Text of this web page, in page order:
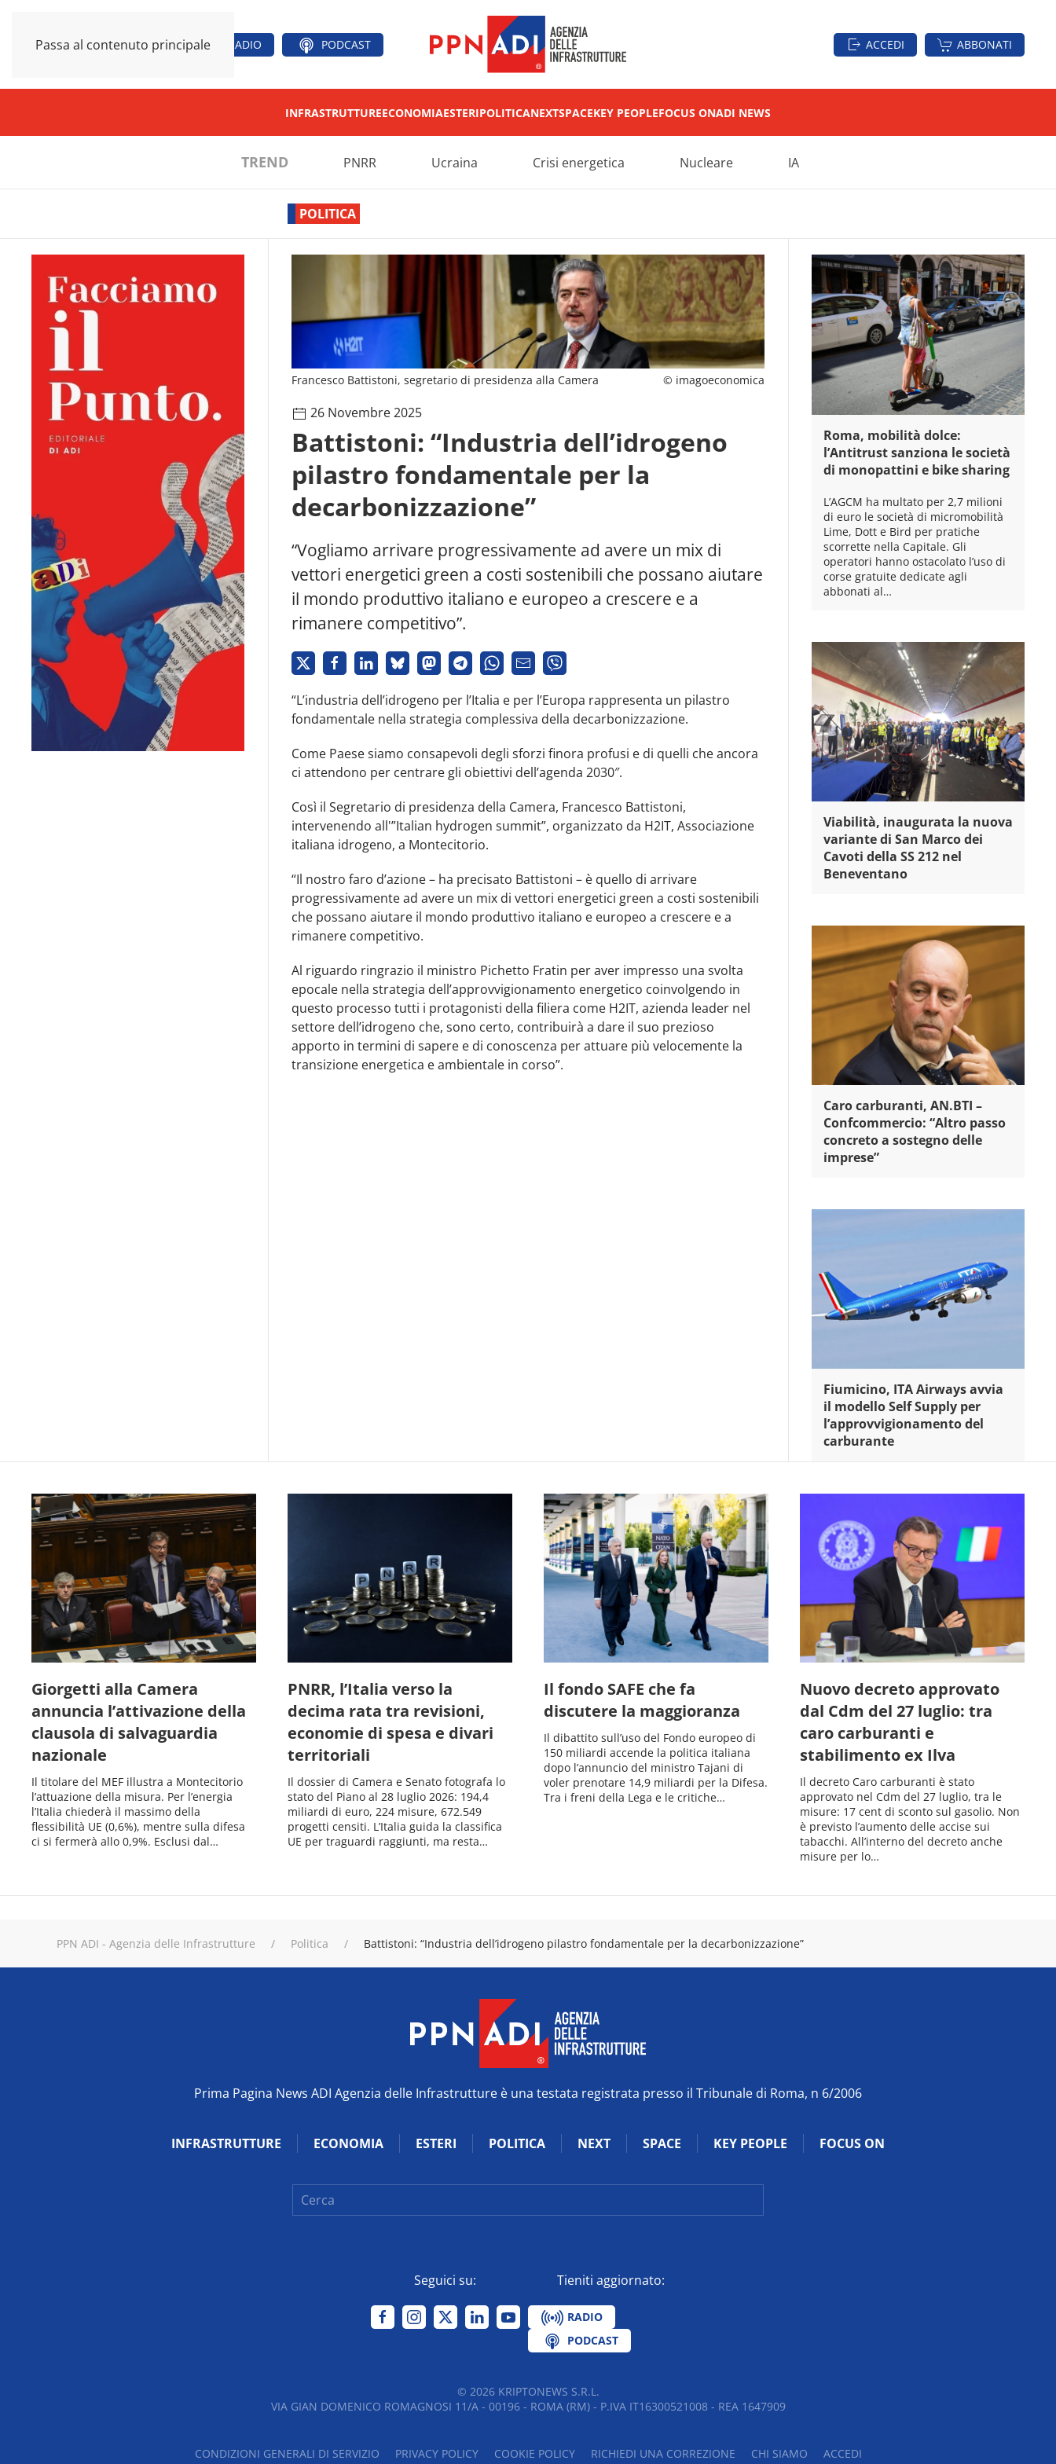
Passa al contenuto principale RADIO PODCAST ACCEDI ABBONATI
INFRASTRUTTUREECONOMIAESTERIPOLITICANEXTSPACEKEY PEOPLEFOCUS ONADI NEWS
TREND PNRR Ucraina Crisi energetica Nucleare IA
POLITICA
Francesco Battistoni, segretario di presidenza alla Camera © imagoeconomica
26 Novembre 2025
Battistoni: “Industria dell’idrogeno
pilastro fondamentale per la
decarbonizzazione”
“Vogliamo arrivare progressivamente ad avere un mix di
vettori energetici green a costi sostenibili che possano aiutare
il mondo produttivo italiano e europeo a crescere e a
rimanere competitivo”.
“L’industria dell’idrogeno per l’Italia e per l’Europa rappresenta un pilastro
fondamentale nella strategia complessiva della decarbonizzazione.
Come Paese siamo consapevoli degli sforzi finora profusi e di quelli che ancora
ci attendono per centrare gli obiettivi dell’agenda 2030″.
Così il Segretario di presidenza della Camera, Francesco Battistoni,
intervenendo all'”Italian hydrogen summit”, organizzato da H2IT, Associazione
italiana idrogeno, a Montecitorio.
“Il nostro faro d’azione – ha precisato Battistoni – è quello di arrivare
progressivamente ad avere un mix di vettori energetici green a costi sostenibili
che possano aiutare il mondo produttivo italiano e europeo a crescere e a
rimanere competitivo.
Al riguardo ringrazio il ministro Pichetto Fratin per aver impresso una svolta
epocale nella strategia dell’approvvigionamento energetico coinvolgendo in
questo processo tutti i protagonisti della filiera come H2IT, azienda leader nel
settore dell’idrogeno che, sono certo, contribuirà a dare il suo prezioso
apporto in termini di sapere e di conoscenza per attuare più velocemente la
transizione energetica e ambientale in corso”.
Roma, mobilità dolce:
l’Antitrust sanziona le società
di monopattini e bike sharing
L’AGCM ha multato per 2,7 milioni
di euro le società di micromobilità
Lime, Dott e Bird per pratiche
scorrette nella Capitale. Gli
operatori hanno ostacolato l’uso di
corse gratuite dedicate agli
abbonati al…
Viabilità, inaugurata la nuova
variante di San Marco dei
Cavoti della SS 212 nel
Beneventano
Caro carburanti, AN.BTI –
Confcommercio: “Altro passo
concreto a sostegno delle
imprese”
Fiumicino, ITA Airways avvia
il modello Self Supply per
l’approvvigionamento del
carburante
Giorgetti alla Camera
annuncia l’attivazione della
clausola di salvaguardia
nazionale
Il titolare del MEF illustra a Montecitorio
l’attuazione della misura. Per l’energia
l’Italia chiederà il massimo della
flessibilità UE (0,6%), mentre sulla difesa
ci si fermerà allo 0,9%. Esclusi dal…
PNRR, l’Italia verso la
decima rata tra revisioni,
economie di spesa e divari
territoriali
Il dossier di Camera e Senato fotografa lo
stato del Piano al 28 luglio 2026: 194,4
miliardi di euro, 224 misure, 672.549
progetti censiti. L’Italia guida la classifica
UE per traguardi raggiunti, ma resta…
Il fondo SAFE che fa
discutere la maggioranza
Il dibattito sull’uso del Fondo europeo di
150 miliardi accende la politica italiana
dopo l’annuncio del ministro Tajani di
voler prenotare 14,9 miliardi per la Difesa.
Tra i freni della Lega e le critiche…
Nuovo decreto approvato
dal Cdm del 27 luglio: tra
caro carburanti e
stabilimento ex Ilva
Il decreto Caro carburanti è stato
approvato nel Cdm del 27 luglio, tra le
misure: 17 cent di sconto sul gasolio. Non
è previsto l’aumento delle accise sui
tabacchi. All’interno del decreto anche
misure per lo…
PPN ADI - Agenzia delle Infrastrutture Politica Battistoni: “Industria dell’idrogeno pilastro fondamentale per la decarbonizzazione”
Prima Pagina News ADI Agenzia delle Infrastrutture è una testata registrata presso il Tribunale di Roma, n 6/2006
INFRASTRUTTURE ECONOMIA ESTERI POLITICA NEXT SPACE KEY PEOPLE FOCUS ON
Seguici su: Tieniti aggiornato:
RADIO
PODCAST
© 2026KRIPTONEWS S.R.L.
VIA GIAN DOMENICO ROMAGNOSI 11/A - 00196 - ROMA (RM) - P.IVA IT16300521008 - REA 1647909
CONDIZIONI GENERALI DI SERVIZIO PRIVACY POLICY COOKIE POLICY RICHIEDI UNA CORREZIONE CHI SIAMO ACCEDI